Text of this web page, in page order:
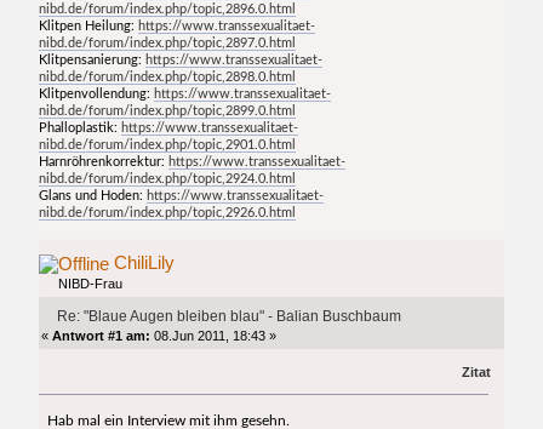
nibd.de/forum/index.php/topic,2896.0.html
Klitpen Heilung: https://www.transsexualitaet-
nibd.de/forum/index.php/topic,2897.0.html
Klitpensanierung: https://www.transsexualitaet-
nibd.de/forum/index.php/topic,2898.0.html
Klitpenvollendung: https://www.transsexualitaet-
nibd.de/forum/index.php/topic,2899.0.html
Phalloplastik: https://www.transsexualitaet-
nibd.de/forum/index.php/topic,2901.0.html
Harnröhrenkorrektur: https://www.transsexualitaet-
nibd.de/forum/index.php/topic,2924.0.html
Glans und Hoden: https://www.transsexualitaet-
nibd.de/forum/index.php/topic,2926.0.html
ChiliLily
NIBD-Frau
Re: "Blaue Augen bleiben blau" - Balian Buschbaum
«Antwort #1 am: 08.Jun 2011, 18:43 »
Zitat
Hab mal ein Interview mit ihm gesehn.